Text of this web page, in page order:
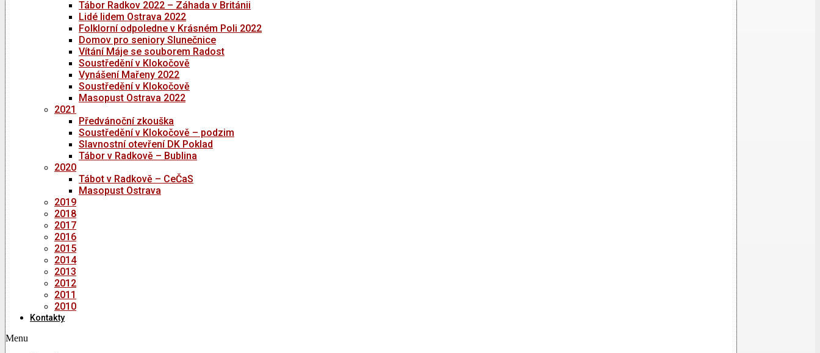
Tábor Radkov 2022 – Záhada v Británii
Lidé lidem Ostrava 2022
Folklorní odpoledne v Krásném Poli 2022
Domov pro seniory Slunečnice
Vítání Máje se souborem Radost
Soustředění v Klokočově
Vynášení Mařeny 2022
Soustředění v Klokočově
Masopust Ostrava 2022
2021
Předvánoční zkouška
Soustředění v Klokočově – podzim
Slavnostní otevření DK Poklad
Tábor v Radkově – Bublina
2020
Tábot v Radkově – CeČaS
Masopust Ostrava
2019
2018
2017
2016
2015
2014
2013
2012
2011
2010
Kontakty
Menu